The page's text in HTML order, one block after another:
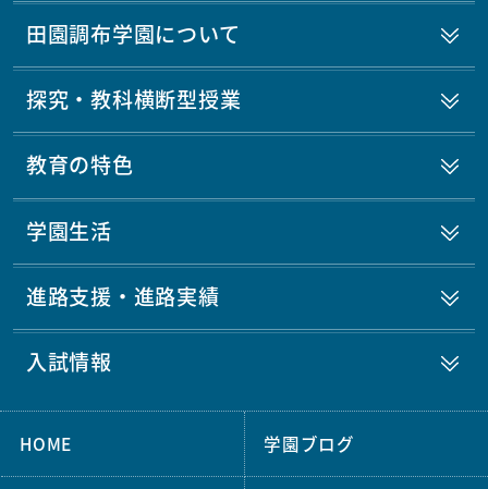
田園調布学園について
探究・教科横断型授業
教育の特色
学園生活
進路支援・進路実績
入試情報
HOME 学園ブログ